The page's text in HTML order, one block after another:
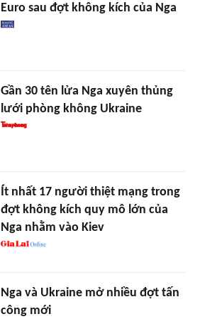
Euro sau đợt không kích của Nga
Gần 30 tên lửa Nga xuyên thủng
lưới phòng không Ukraine
Ít nhất 17 người thiệt mạng trong
đợt không kích quy mô lớn của
Nga nhằm vào Kiev
Nga và Ukraine mở nhiều đợt tấn
công mới